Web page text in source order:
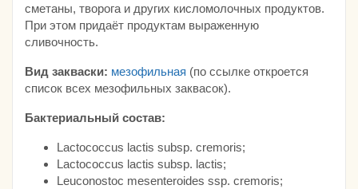
сметаны, творога и других кисломолочных продуктов.
При этом придаёт продуктам выраженную
сливочность.
Вид закваски: мезофильная (по ссылке откроется
список всех мезофильных заквасок).
Бактериальный состав:
Lactococcus lactis subsp. cremoris;
Lactococcus lactis subsp. lactis;
Leuconostoc mesenteroides ssp. cremoris;